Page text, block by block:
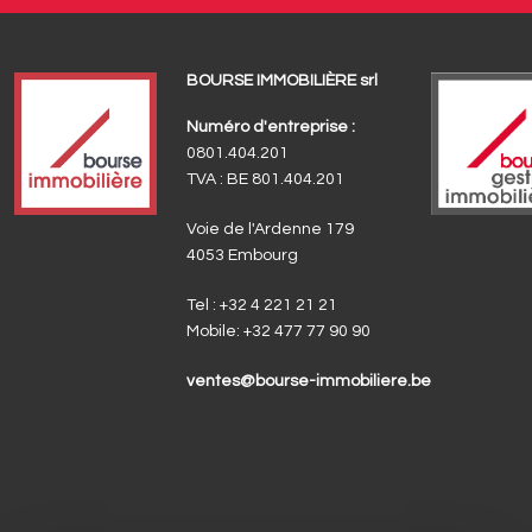
BOURSE IMMOBILIÈRE srl
Numéro d'entreprise :
0801.404.201
TVA : BE 801.404.201
Voie de l'Ardenne 179
4053 Embourg
Tel : +32 4 221 21 21
Mobile: +32 477 77 90 90
ventes@bourse-immobiliere.be